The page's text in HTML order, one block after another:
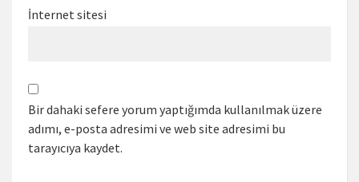
İnternet sitesi
Bir dahaki sefere yorum yaptığımda kullanılmak üzere
adımı, e-posta adresimi ve web site adresimi bu
tarayıcıya kaydet.